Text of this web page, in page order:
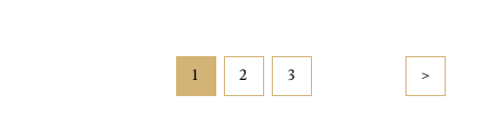
1 2 3 ＞